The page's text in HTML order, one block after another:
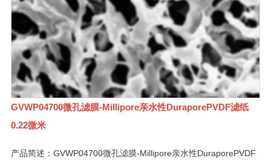
GVWP04700微孔滤膜-Millipore亲水性DuraporePVDF滤纸
0.22微米
产品简述：GVWP04700微孔滤膜-Millipore亲水性DuraporePVDF